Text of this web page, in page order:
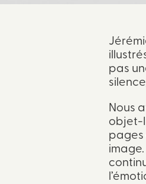
pas
Nous
objet-
pages